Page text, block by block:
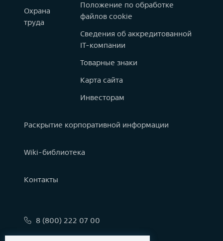
Охрана
труда
Положение по обработке
файлов cookie
Сведения об аккредитованной
IT-компании
Товарные знаки
Карта сайта
Инвесторам
Раскрытие корпоративной информации
Wiki-библиотека
Контакты
8 (800) 222 07 00